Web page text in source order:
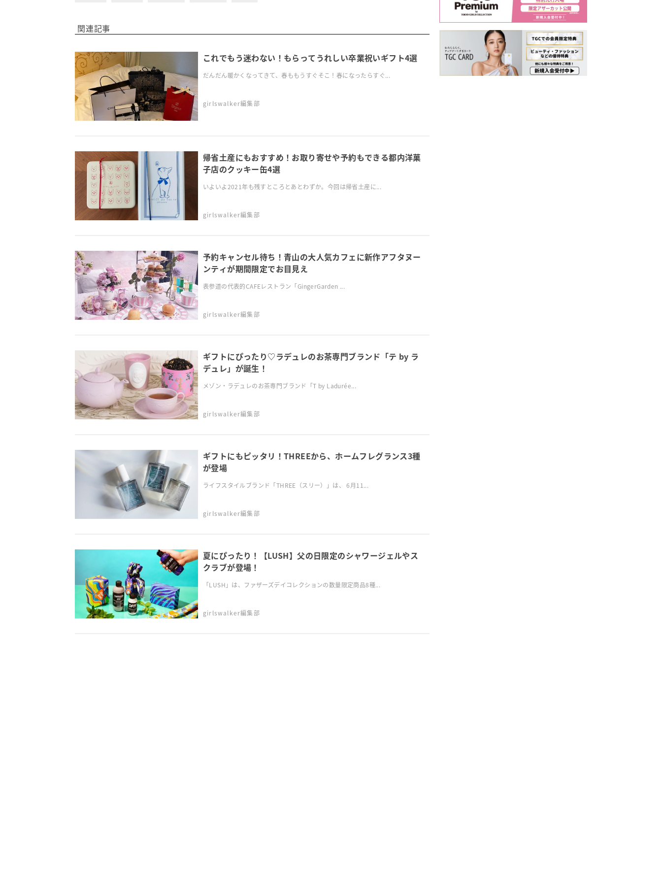
関連記事
これでもう迷わない！もらってうれしい卒業祝いギフト4選
だんだん暖かくなってきて、春ももうすぐそこ！春になったらすぐ...
girlswalker編集部
帰省土産にもおすすめ！お取り寄せや予約もできる都内洋菓
子店のクッキー缶4選
いよいよ2021年も残すところとあとわずか。今回は帰省土産に...
girlswalker編集部
予約キャンセル待ち！青山の大人気カフェに新作アフタヌー
ンティが期間限定でお目見え
表参道の代表的CAFEレストラン「GingerGarden ...
girlswalker編集部
ギフトにぴったり♡ラデュレのお茶専門ブランド「テ by ラ
デュレ」が誕生！
メゾン・ラデュレのお茶専門ブランド「T by Ladurée...
girlswalker編集部
ギフトにもピッタリ！THREEから、ホームフレグランス3種
が登場
ライフスタイルブランド「THREE（スリー）」は、 6月11...
girlswalker編集部
夏にぴったり！【LUSH】父の日限定のシャワージェルやス
クラブが登場！
「LUSH」は、ファザーズデイコレクションの数量限定商品8種...
girlswalker編集部